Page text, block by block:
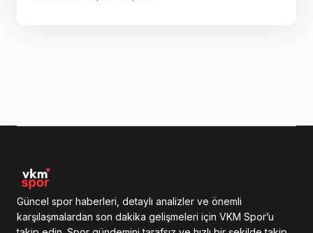
Güncel spor haberleri, detaylı analizler ve önemli
karşılaşmalardan son dakika gelişmeleri için VKM Spor’u